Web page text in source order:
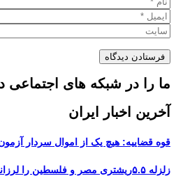
ما را در شبکه های اجتماعی
آخرین اخبار ایران
قوه قضاییه: هیچ یک از اموال سردار
زلزله ۵.۵ریشتری مصر و فلسطین را لرزاند